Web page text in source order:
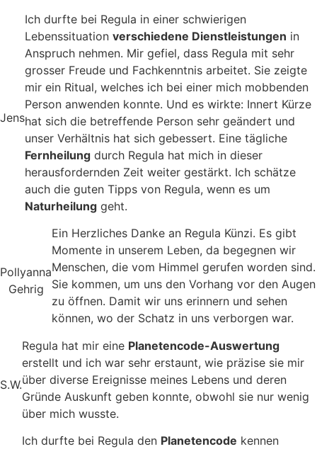
Jens
Ich durfte bei Regula in einer schwierigen
Lebenssituation verschiedene Dienstleistungen in
Anspruch nehmen. Mir gefiel, dass Regula mit sehr
grosser Freude und Fachkenntnis arbeitet. Sie zeigte
mir ein Ritual, welches ich bei einer mich mobbenden
Person anwenden konnte. Und es wirkte: Innert Kürze
hat sich die betreffende Person sehr geändert und
unser Verhältnis hat sich gebessert. Eine tägliche
Fernheilung durch Regula hat mich in dieser
herausfordernden Zeit weiter gestärkt. Ich schätze
auch die guten Tipps von Regula, wenn es um
Naturheilung geht.
Pollyanna
Gehrig
Ein Herzliches Danke an Regula Künzi. Es gibt
Momente in unserem Leben, da begegnen wir
Menschen, die vom Himmel gerufen worden sind.
Sie kommen, um uns den Vorhang vor den Augen
zu öffnen. Damit wir uns erinnern und sehen
können, wo der Schatz in uns verborgen war.
S.W.
Regula hat mir eine Planetencode-Auswertung
erstellt und ich war sehr erstaunt, wie präzise sie mir
über diverse Ereignisse meines Lebens und deren
Gründe Auskunft geben konnte, obwohl sie nur wenig
über mich wusste.
Ich durfte bei Regula den Planetencode kennen